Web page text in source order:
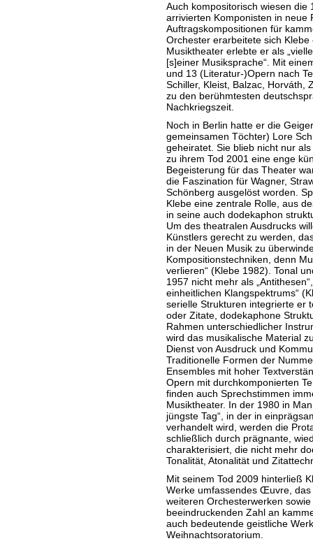
Auch kompositorisch wiesen
arrivierten Komponisten in neue
Auftragskompositionen für
Orchester erarbeitete sich
Musiktheater erlebte er als
[s]einer Musiksprache“. Mit
und 13 (Literatur-)Opern nach
Schiller, Kleist, Balzac, Horváth,
zu den berühmtesten
Nachkriegszeit.
Noch in Berlin hatte er die
gemeinsamen Töchter) Lore
geheiratet. Sie blieb nicht nur
zu ihrem Tod 2001 eine enge
Begeisterung für das Theater
die Faszination für Wagner,
Schönberg ausgelöst worden.
Klebe eine zentrale Rolle, aus
in seine auch dodekaphon
Um des theatralen Ausdrucks
Künstlers gerecht zu werden,
in der Neuen Musik zu
Kompositionstechniken, denn
verlieren“ (Klebe 1982). Tonal
1957 nicht mehr als
einheitlichen Klangspektrums“
serielle Strukturen integrierte er
oder Zitate, dodekaphone
Rahmen unterschiedlicher
wird das musikalische Material
Dienst von Ausdruck und
Traditionelle Formen der
Ensembles mit hoher
Opern mit durchkomponierten
finden auch Sprechstimmen
Musiktheater. In der 1980 in
jüngste Tag“, in der in
verhandelt wird, werden die
schließlich durch prägnante,
charakterisiert, die nicht mehr
Tonalität, Atonalität und
Mit seinem Tod 2009 hinterließ
Werke umfassendes Œuvre,
weiteren Orchesterwerken
beeindruckenden Zahl an
auch bedeutende geistliche
Weihnachtsoratorium.